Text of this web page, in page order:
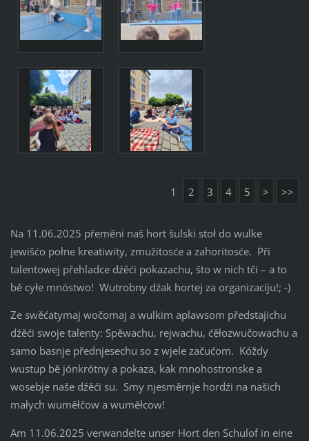
1 2 3 4 5 > >>
Na 11.06.2025 přeměni naš hort šulski stoł do wulke
jewišćo połne kreatiwity, zmužitosće a zahoritosće. Při
talentowej přehladce dźěći pokazachu, što w nich tči – a to
bě cyłe mnóstwo! Wutrobny dźak hortej za organizaciju!; -)
Ze swěćatymaj wočomaj a wulkim aplawsom předstajichu
dźěći swoje talenty: Spěwachu, rejwachu, ćěłozwučowachu a
samo basnje přednjesechu so z wjele začućom. Kóždy
wustup bě jónkrótny a pokaza, kak mnohostronske a
wosebje naše dźěći su. Smy njesměrnje hordźi na našich
małych wuměłčow a wuměłcow!
Am 11.06.2025 verwandelte unser Hort den Schulof in eine